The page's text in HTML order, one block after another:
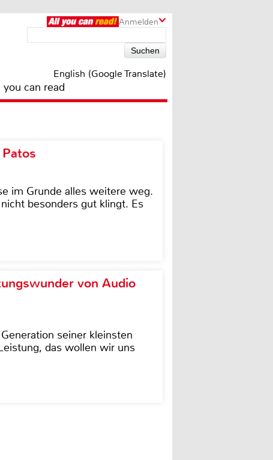
Anmelden
English (Google Translate)
you can read
im Grunde alles weitere weg.
besonders gut klingt. Es
von Audio
seiner kleinsten
das wollen wir uns